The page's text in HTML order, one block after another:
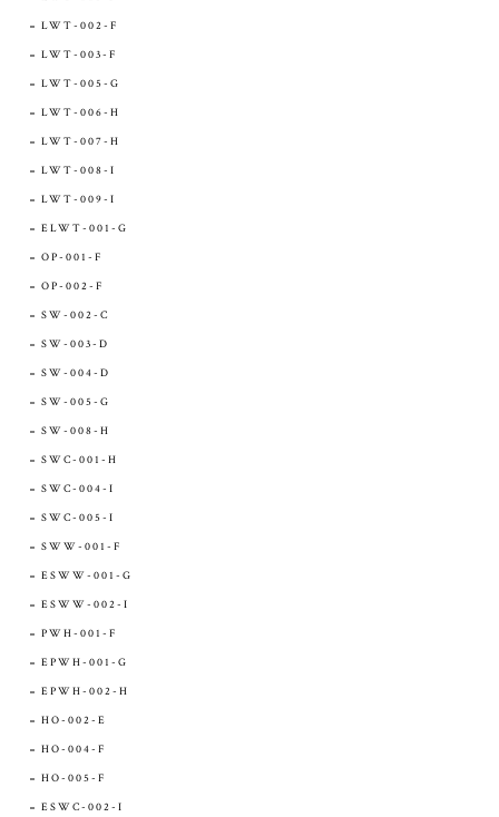
LWT-002-F
LWT-003-F
LWT-005-G
LWT-006-H
LWT-007-H
LWT-008-I
LWT-009-I
ELWT-001-G
OP-001-F
OP-002-F
SW-002-C
SW-003-D
SW-004-D
SW-005-G
SW-008-H
SWC-001-H
SWC-004-I
SWC-005-I
SWW-001-F
ESWW-001-G
ESWW-002-I
PWH-001-F
EPWH-001-G
EPWH-002-H
HO-002-E
HO-004-F
HO-005-F
ESWC-002-I